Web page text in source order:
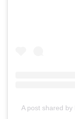
A post shared by